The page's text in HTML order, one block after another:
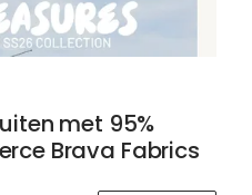
met 95%
Brava Fabrics